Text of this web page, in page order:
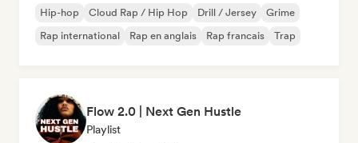
Hip-hop Cloud Rap / Hip Hop Drill / Jersey
Grime
Rap international
Rap en anglais Rap francais Trap
Flow 2.0 | Next Gen Hustle
Playlist